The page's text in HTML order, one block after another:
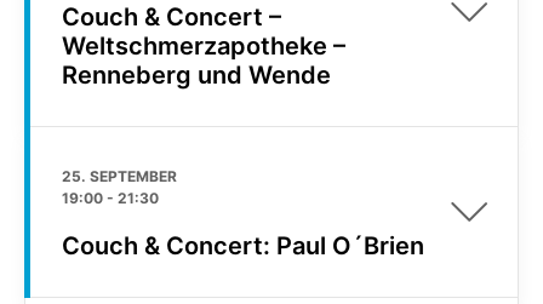
Couch & Concert –
Weltschmerzapotheke –
Renneberg und Wende
25. SEPTEMBER
19:00 - 21:30
Couch & Concert: Paul O´Brien